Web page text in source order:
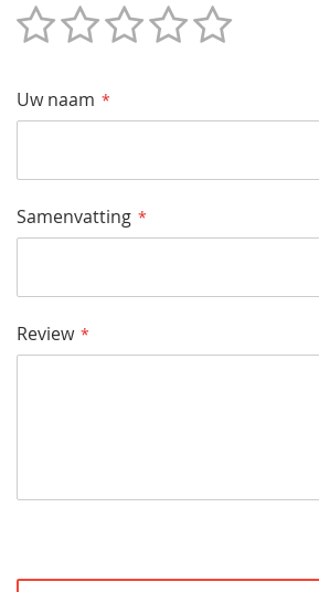
Uw naam
Samenvatting
Review